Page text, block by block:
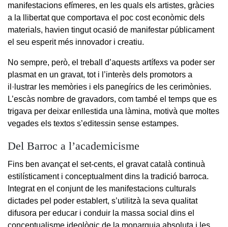
manifestacions efímeres, en les quals els artistes, gràcies
a la llibertat que comportava el poc cost econòmic dels
materials, havien tingut ocasió de manifestar públicament
el seu esperit més innovador i creatiu.
No sempre, però, el treball d’aquests artífexs va poder ser
plasmat en un gravat, tot i l’interès dels promotors a
il·lustrar les memòries i els panegírics de les cerimònies.
L’escàs nombre de gravadors, com també el temps que es
trigava per deixar enllestida una làmina, motivà que moltes
vegades els textos s’editessin sense estampes.
Del Barroc a l’academicisme
Fins ben avançat el set-cents, el gravat català continuà
estilísticament i conceptualment dins la tradició barroca.
Integrat en el conjunt de les manifestacions culturals
dictades pel poder establert, s’utilitzà la seva qualitat
difusora per educar i conduir la massa social dins el
conceptualisme ideològic de la monarquia absoluta i les